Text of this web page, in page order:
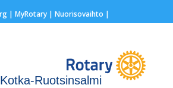
| MyRotary | Nuorisovaihto |
Kotka-Ruotsinsalmi